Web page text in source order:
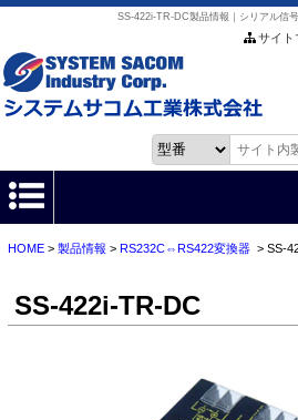
SS-422i-TR-DC製品情報｜シリアル信
サイト
HOME
お客様サポー
HOME> 製品情報 > RS232C⇔RS422変換器> SS-
SS-422i-TR-DC